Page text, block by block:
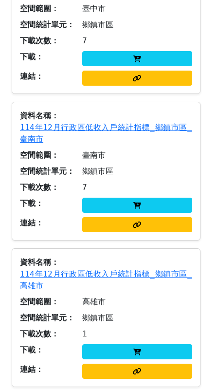
臺中市
鄉鎮市區
7
114年12月行政區低收入戶統計指標_鄉鎮市區_
臺南市
臺南市
鄉鎮市區
7
114年12月行政區低收入戶統計指標_鄉鎮市區_
高雄市
高雄市
鄉鎮市區
1